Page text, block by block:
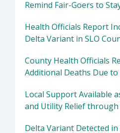
Remind Fair-Goers to
Health Officials Report
Delta Variant in SLO
County Health Officials
Additional Deaths Due to
Local Support Available
and Utility Relief through
Delta Variant Detected